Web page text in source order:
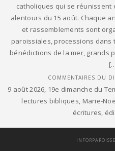
catholiques qui se
alentours du 15 août. Chaque
et rassemblements sont
paroissiales, processions
bénédictions de la mer, grands
COMMENTAIRES DU
9 août 2026, 19e dimanche du
lectures bibliques, Marie-
écritures,